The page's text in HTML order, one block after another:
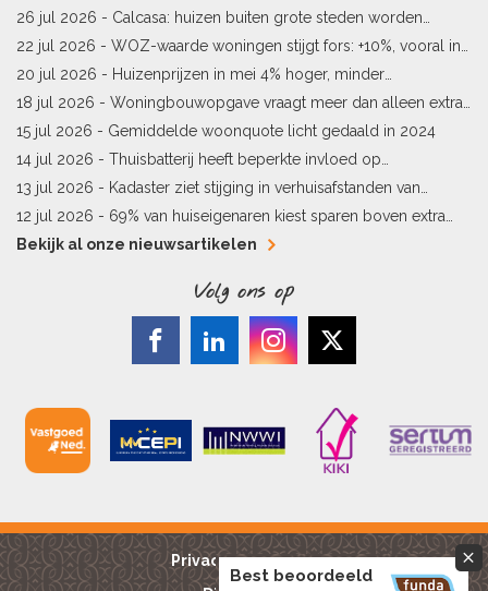
starters
26 jul 2026 - Calcasa: huizen buiten grote steden worden
sneller meer waard
22 jul 2026 - WOZ-waarde woningen stijgt fors: +10%, vooral in
Limburg en Pekela
20 jul 2026 - Huizenprijzen in mei 4% hoger, minder
woningverkopen
18 jul 2026 - Woningbouwopgave vraagt meer dan alleen extra
vergunningen
15 jul 2026 - Gemiddelde woonquote licht gedaald in 2024
14 jul 2026 - Thuisbatterij heeft beperkte invloed op
energielabel
13 jul 2026 - Kadaster ziet stijging in verhuisafstanden van
kopers
12 jul 2026 - 69% van huiseigenaren kiest sparen boven extra
hypotheekaflossing
Bekijk al onze nieuwsartikelen
Volg ons op
Privacy reglement
Best beoordeeld